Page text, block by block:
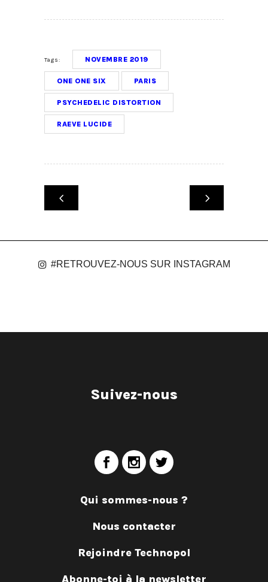
Tags: NOVEMBRE 2019
ONE ONE SIX PARIS
PSYCHEDELIC DISTORTION
RAEVE LUCIDE
#RETROUVEZ-NOUS SUR INSTAGRAM
Suivez-nous
Qui sommes-nous ?
Nous contacter
Rejoindre Technopol
Abonne-toi à la newsletter